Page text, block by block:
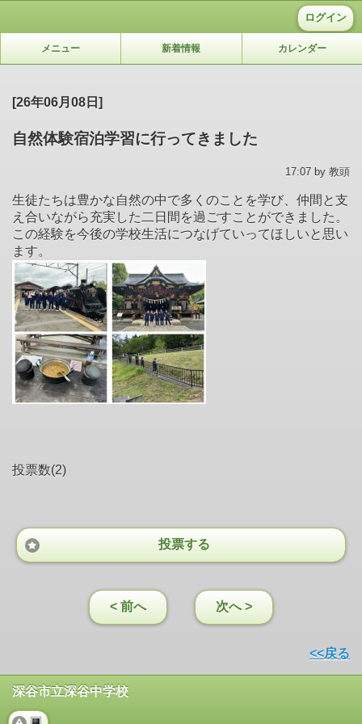
ログイン
メニュー 新着情報 カレンダー
[26年06月08日]
自然体験宿泊学習に行ってきました
17:07 by 教頭
生徒たちは豊かな自然の中で多くのことを学び、仲間と支
え合いながら充実した二日間を過ごすことができました。
この経験を今後の学校生活につなげていってほしいと思い
ます。
投票数(2)
投票する
< 前へ 次へ >
<<戻る
深谷市立深谷中学校